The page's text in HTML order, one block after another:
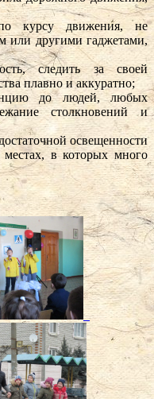
курсу движения, не
или другими гаджетами,
следить за своей
плавно и аккуратно;
до людей, любых
столкновений и
освещенности
в которых много